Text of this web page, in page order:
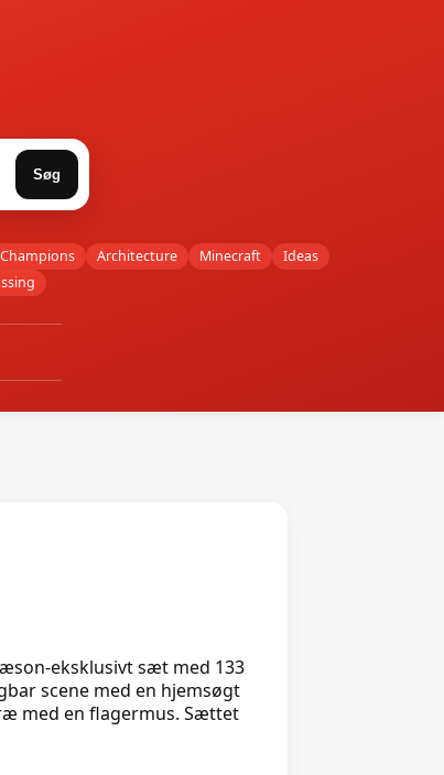
Søg
Architecture Minecraft
Ideas
eksklusivt sæt med 133
scene med en hjemsøgt
med en flagermus. Sættet